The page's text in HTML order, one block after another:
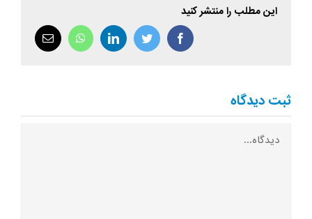
این مطلب را منتشر کنید
facebook
twitter
linkedin
whatsappپست
الکترونیک
ثبت ديدگاه
Comment